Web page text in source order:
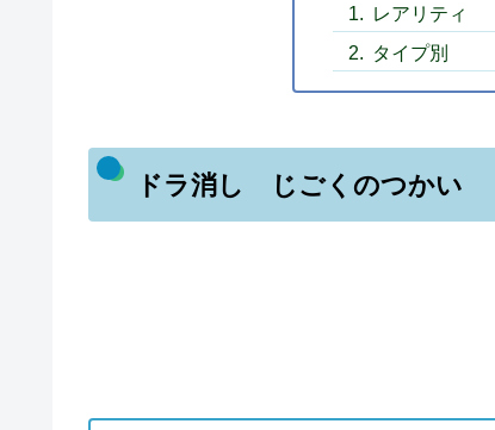
レアリティ
タイプ別
ドラ消し じごくのつかい